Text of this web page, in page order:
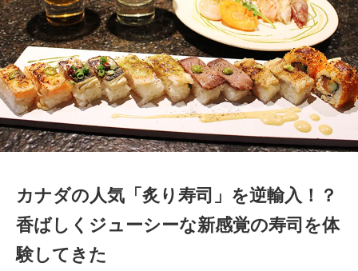
カナダの人気「炙り寿司」を逆輸入！？
香ばしくジューシーな新感覚の寿司を体
験してきた